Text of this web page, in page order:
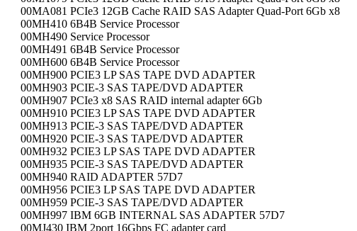
00MA081 PCIe3 12GB Cache RAID SAS Adapter Quad-Port 6Gb x8
00MH410 6B4B Service Processor
00MH490 Service Processor
00MH491 6B4B Service Processor
00MH600 6B4B Service Processor
00MH900 PCIE3 LP SAS TAPE DVD ADAPTER
00MH903 PCIE-3 SAS TAPE/DVD ADAPTER
00MH907 PCIe3 x8 SAS RAID internal adapter 6Gb
00MH910 PCIE3 LP SAS TAPE DVD ADAPTER
00MH913 PCIE-3 SAS TAPE/DVD ADAPTER
00MH920 PCIE-3 SAS TAPE/DVD ADAPTER
00MH932 PCIE3 LP SAS TAPE DVD ADAPTER
00MH935 PCIE-3 SAS TAPE/DVD ADAPTER
00MH940 RAID ADAPTER 57D7
00MH956 PCIE3 LP SAS TAPE DVD ADAPTER
00MH959 PCIE-3 SAS TAPE/DVD ADAPTER
00MH997 IBM 6GB INTERNAL SAS ADAPTER 57D7
00MJ430 IBM 2port 16Gbps FC adapter card